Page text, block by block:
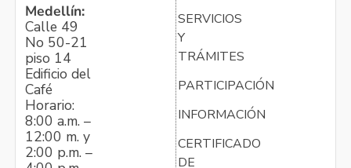
Medellín:
Calle 49
No 50-21
piso 14
Edificio del
Café
Horario:
8:00 a.m. –
12:00 m. y
2:00 p.m. –
SERVICIOS
Y
TRÁMITES
PARTICIPACIÓN
INFORMACIÓN
CERTIFICADO
DE